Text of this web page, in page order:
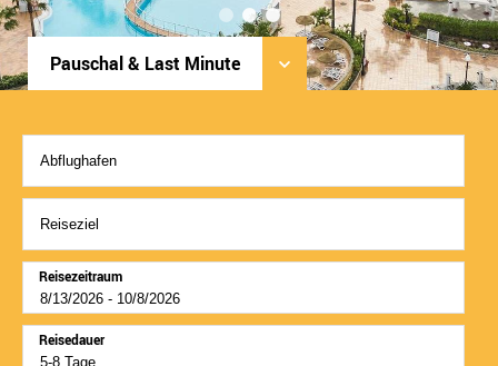
1 2 3
Pauschal & Last Minute
Reisezeitraum
Reisedauer